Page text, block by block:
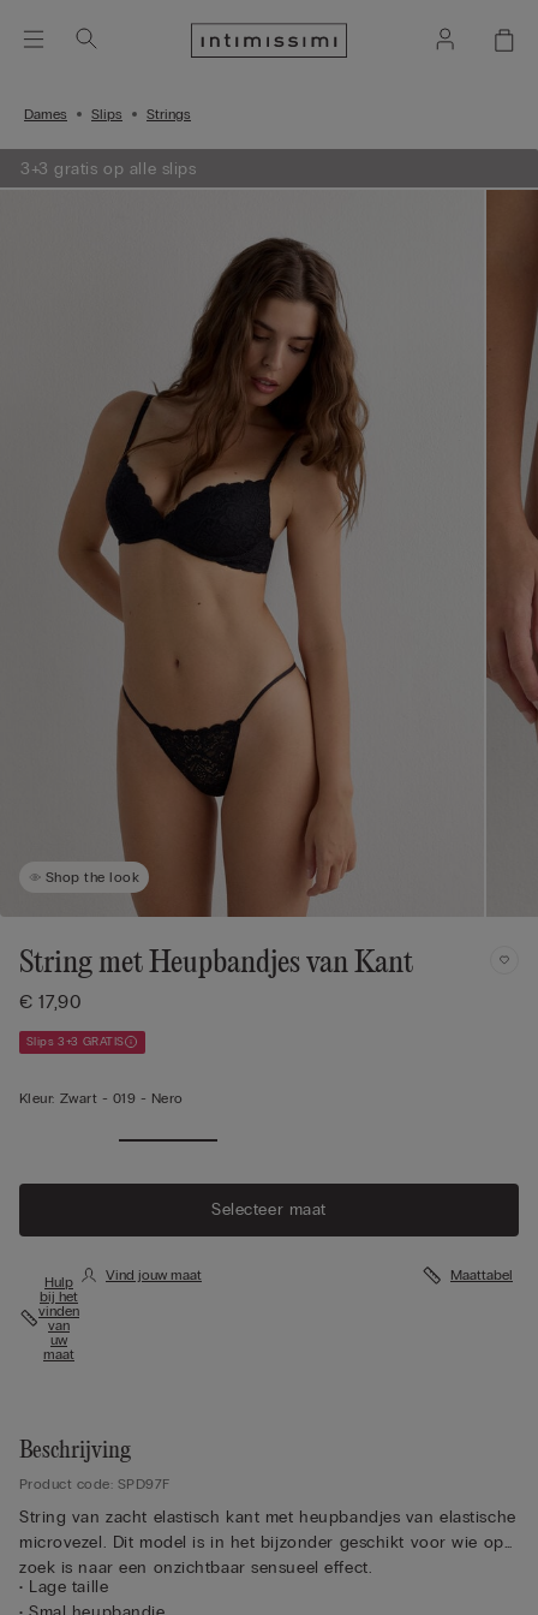
Dames Slips Strings
3+3 gratis op alle slips
Shop the look
String met Heupbandjes van Kant
€ 17,90
Slips 3+3 GRATIS
Kleur: Zwart - 019 - Nero
Selecteer maat
Hulp
bij het
vinden
van
uw
maat
Vind jouw maat Maattabel
Beschrijving
Product code: SPD97F
String van zacht elastisch kant met heupbandjes van elastische
microvezel. Dit model is in het bijzonder geschikt voor wie op
zoek is naar een onzichtbaar sensueel effect.
• Lage taille